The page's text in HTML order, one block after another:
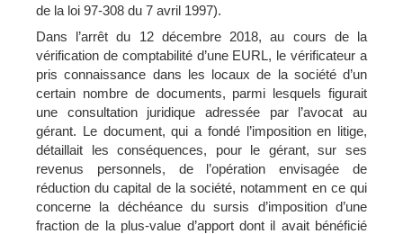
de la loi 97-308 du 7 avril 1997).
Dans l’arrêt du 12 décembre 2018, au cours de la
vérification de comptabilité d’une EURL, le vérificateur a
pris connaissance dans les locaux de la société d’un
certain nombre de documents, parmi lesquels figurait
une consultation juridique adressée par l’avocat au
gérant. Le document, qui a fondé l’imposition en litige,
détaillait les conséquences, pour le gérant, sur ses
revenus personnels, de l’opération envisagée de
réduction du capital de la société, notamment en ce qui
concerne la déchéance du sursis d’imposition d’une
fraction de la plus-value d’apport dont il avait bénéficié